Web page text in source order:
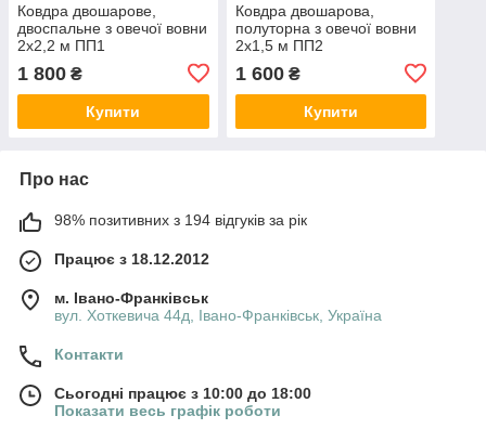
Ковдра двошарове,
двоспальне з овечої вовни
2х2,2 м ПП1
1 800 ₴
Купити
Ковдра двошарова,
полуторна з овечої вовни
2х1,5 м ПП2
1 600₴
Купити
Про нас
98% позитивних з 194 відгуків за рік
Працює з 18.12.2012
м. Івано-Франківськ
вул. Хоткевича 44д, Івано-Франківськ, Україна
Контакти
Сьогодні працює з 10:00 до 18:00
Показати весь графік роботи